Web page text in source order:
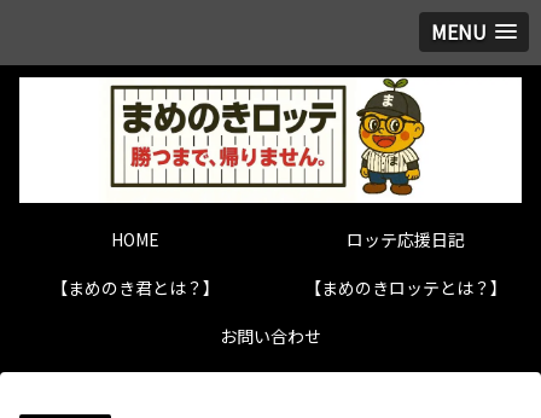
MENU
HOME
ロッテ応援日記
【まめのき君とは？】
【まめのきロッテとは？】
お問い合わせ